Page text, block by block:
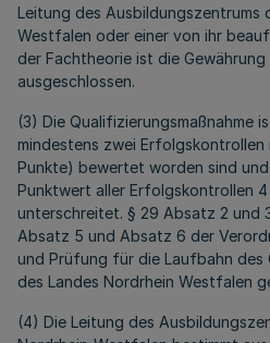
Leitung des Ausbildungszentrums
Westfalen oder einer von ihr
der Fachtheorie ist die
ausgeschlossen.
(3) Die Qualifizierungsmaßnahme
mindestens zwei Erfolgskontrollen
Punkte) bewertet worden sind
Punktwert aller Erfolgskontrollen
unterschreitet. § 29 Absatz 2 und
Absatz 5 und Absatz 6 der
und Prüfung für die Laufbahn des
des Landes Nordrhein Westfalen
(4) Die Leitung des